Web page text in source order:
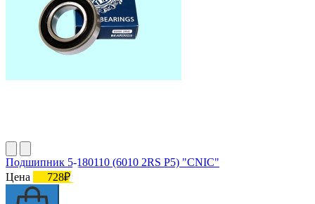
Подшипник 5-180110 (6010 2RS P5) "CNIC"
Цена
728₽